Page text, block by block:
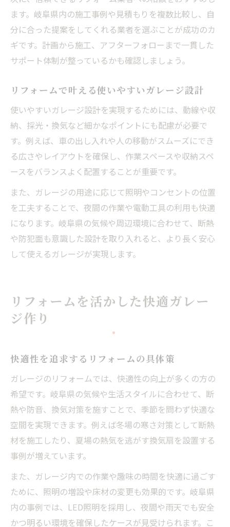
ます。岐阜県内の施工事例や見積もりを複数比較し、自
分に合った提案をしてくれる業者を選ぶことが成功のカ
ギです。計画から施工、アフターフォローまで一貫した
サポート体制が整っているかも確認しましょう。
リフォームで叶える使いやすいガレージ設計
使いやすいガレージ設計を実現するためには、動線や収
納、採光・換気など細かなポイントにも配慮が必要で
す。例えば、車の出し入れや人の移動がスムーズにでき
る広さやレイアウトを確保し、作業スペースや収納スペ
ースをバランスよく配置することが重要です。
また、ガレージの用途に応じて照明やコンセントの位置
を工夫することで、夜間の作業や電動工具の利用も快適
になります。岐阜県の気候や周辺環境に合わせて、断熱
や防犯面も意識した設計を取り入れると、より長く安心
して使えるガレージが実現します。
リフォームを活かした快適ガレー
ジ作り
快適性を追求するリフォームの具体策
ガレージのリフォームでは、快適性の向上が多くの方の
希望です。岐阜県の気候や生活スタイルに合わせて、断
熱や防音、換気対策を施すことで、季節を問わず快適な
空間を実現できます。例えば冬場の寒さ対策として断熱
材を施工したり、夏場の熱気を逃がす換気扇を設置する
事例が増えています。
また、ガレージ内での作業や趣味の時間を快適に過ごす
ために、照明の増設や床材の変更も効果的です。岐阜県
内の事例では、LED照明を採用し、夜間や雨天でも安全
かつ明るい環境を確保したケースが見受けられます。こ